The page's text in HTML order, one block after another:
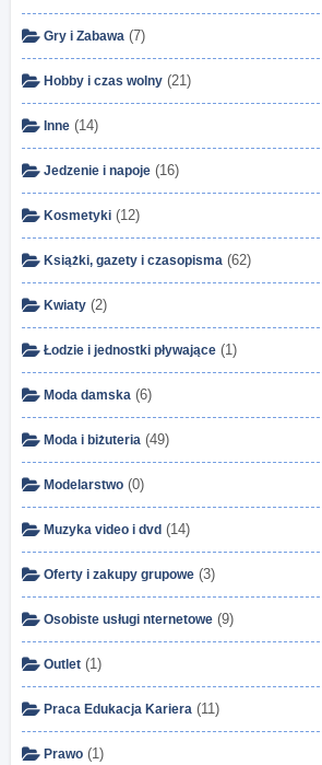
Gry i Zabawa (7)
Hobby i czas wolny (21)
Inne (14)
Jedzenie i napoje (16)
Kosmetyki (12)
Książki, gazety i czasopisma (62)
Kwiaty (2)
Łodzie i jednostki pływające (1)
Moda damska (6)
Moda i biżuteria (49)
Modelarstwo (0)
Muzyka video i dvd (14)
Oferty i zakupy grupowe (3)
Osobiste usługi nternetowe (9)
Outlet (1)
Praca Edukacja Kariera (11)
Prawo (1)